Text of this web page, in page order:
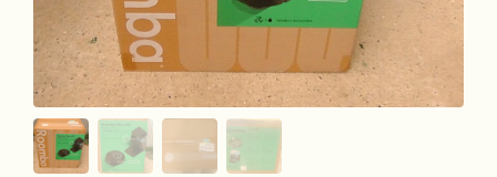
会社情報
採用情報